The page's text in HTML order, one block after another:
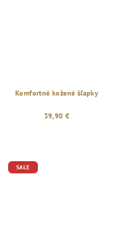
Komfortné kožené šľapky
39,90 €
SALE